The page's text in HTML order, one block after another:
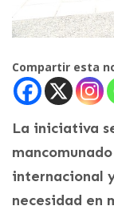
Compartir esta
La iniciativa
internacional
necesidad en